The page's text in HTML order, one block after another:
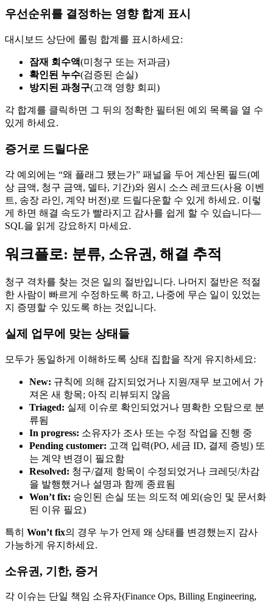
우선순위를 결정하는 영향 합계 표시
대시보드 상단에 롤링 합계를 표시하세요:
잠재 회수액(미청구 또는 저과금)
확인된 누수(검증된 손실)
방지된 과청구(고객 영향 회피)
각 합계를 클릭하면 그 뒤의 정확한 필터된 예외 목록을 열 수
있게 하세요.
증거로 드릴다운
각 예외에는 “왜 플래그 됐는가” 패널을 두어 계산된 필드(예
상 금액, 청구 금액, 델타, 기간)와 원시 소스 레코드(사용 이벤
트, 송장 라인, 계약 버전)로 드릴다운할 수 있게 하세요. 이렇
게 하면 해결 속도가 빨라지고 감사를 쉽게 할 수 있습니다—
SQL을 읽게 강요하지 마세요.
워크플로: 분류, 소유권, 해결 추적
청구 격차를 찾는 것은 일의 절반입니다. 나머지 절반은 적절
한 사람이 빠르게 수정하도록 하고, 나중에 무슨 일이 있었는
지 증명할 수 있도록 하는 것입니다.
실제 업무에 맞는 상태들
모두가 동일하게 이해하도록 상태 집합을 작게 유지하세요:
New: 규칙에 의해 감지되었거나 지원/재무 보고에서 가
져온 새 항목; 아직 리뷰되지 않음
Triaged: 실제 이슈로 확인되었거나 명확한 오탐으로 분
류됨
In progress: 소유자가 조사 또는 수정 작업을 진행 중
Pending customer: 고객 입력(PO, 세금 ID, 결제 증빙) 또
는 계약 변경이 필요함
Resolved: 청구/결제 항목이 수정되었거나 크레딧/차감
을 발행했거나 설명과 함께 종료됨
Won’t fix: 승인된 손실 또는 의도적 예외(승인 및 문서화
된 이유 필요)
특히 Won’t fix의 경우 누가 언제 왜 상태를 변경했는지 감사
가능하게 유지하세요.
소유권, 기한, 증거
각 이슈는 단일 책임 소유자(Finance Ops, Billing Engineering,